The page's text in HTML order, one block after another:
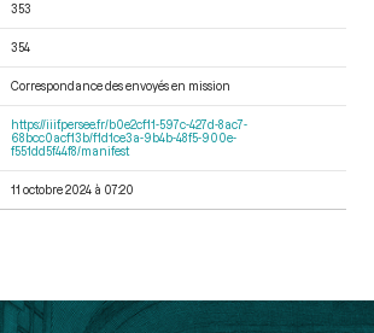
353
354
Correspondance des envoyés en mission
https://iiif.persee.fr/b0e2cf11-597c-427d-8ac7-
68bcc0acf13b/f1d1ce3a-9b4b-48f5-900e-
f551dd5f44f8/manifest
11 octobre 2024 à 07:20